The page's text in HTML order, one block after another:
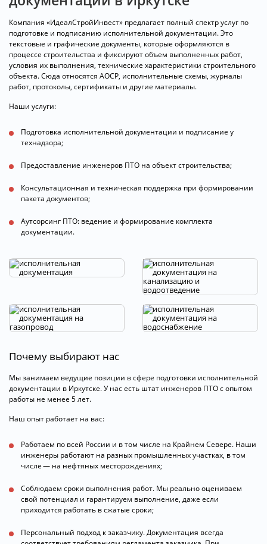
Компания «ИдеалСтройИнвест» предлагает полный спектр услуг по
подготовке и подписанию исполнительной документации. Это
текстовые и графические документы, которые оформляются в
процессе строительства и фиксируют объем выполненных работ,
условия их выполнения, технические характеристики строительного
объекта. Сюда относятся АОСР, исполнительные схемы, журналы
работ, протоколы, сертификаты и другие материалы.
Наши услуги:
Подготовка исполнительной документации и подписание у
технадзора;
Предоставление инженеров ПТО на объект строительства;
Консультационная и техническая поддержка при формировании
пакета документов;
Аутсорсинг ПТО: ведение и формирование комплекта
документации.
Почему выбирают нас
Мы занимаем ведущие позиции в сфере подготовки исполнительной
документации в Иркутске. У нас есть штат инженеров ПТО с опытом
работы не менее 5 лет.
Наш опыт работает на вас:
Работаем по всей России и в том числе на Крайнем Севере. Наши
инженеры работают на разных промышленных участках, в том
числе — на нефтяных месторождениях;
Соблюдаем сроки выполнения работ. Мы реально оцениваем
свой потенциал и гарантируем выполнение, даже если
приходится работать в сжатые сроки;
Персональный подход к заказчику. Документация всегда